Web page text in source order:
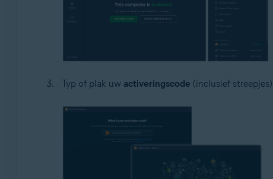
Typ of plak uw activeringscode (inclusief